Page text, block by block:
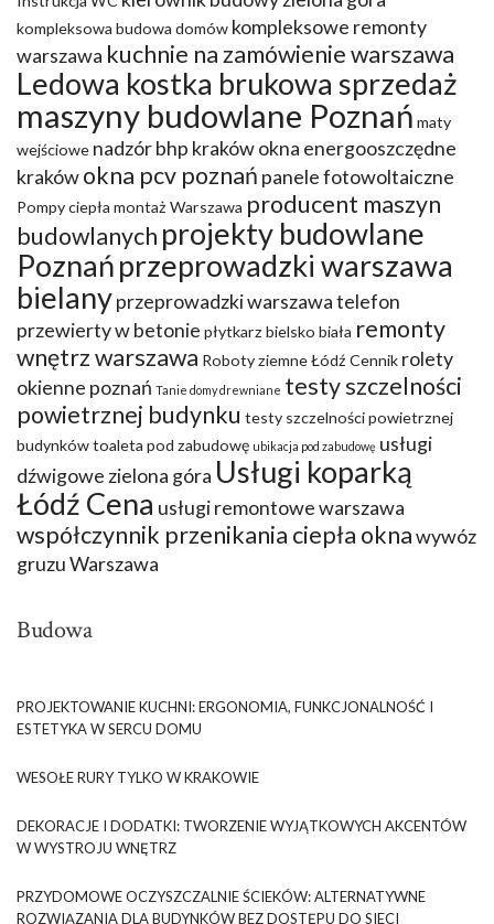
kompleksowa budowa domów kompleksowe remonty
warszawa kuchnie na zamówienie warszawa
Ledowa kostka brukowa sprzedaż
maszyny budowlane Poznań maty
wejściowe nadzór bhp krakówokna energooszczędne
krakówokna pcv poznań panele fotowoltaiczne
Pompy ciepła montaż Warszawa producent maszyn
budowlanych projekty budowlane
Poznańprzeprowadzki warszawa
bielanyprzeprowadzki warszawa telefon
przewierty w betonie płytkarz bielsko biała remonty
wnętrz warszawa Roboty ziemne Łódź Cennik rolety
okienne poznań Tanie domy drewniane testy szczelności
powietrznej budynku testy szczelności powietrznej
budynkówtoaleta pod zabudowę ubikacja pod zabudowę usługi
dźwigowe zielona góra Usługi koparką
Łódź Cena usługi remontowe warszawa
współczynnik przenikania ciepła oknawywóz
gruzu Warszawa
Budowa
PROJEKTOWANIE KUCHNI: ERGONOMIA, FUNKCJONALNOŚĆ I
ESTETYKA W SERCU DOMU
WESOŁE RURY TYLKO W KRAKOWIE
DEKORACJE I DODATKI: TWORZENIE WYJĄTKOWYCH AKCENTÓW
W WYSTROJU WNĘTRZ
PRZYDOMOWE OCZYSZCZALNIE ŚCIEKÓW: ALTERNATYWNE
ROZWIĄZANIA DLA BUDYNKÓW BEZ DOSTĘPU DO SIECI